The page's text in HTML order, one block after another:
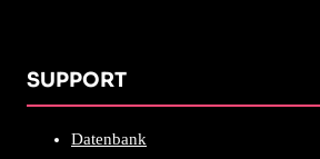
SUPPORT
Datenbank